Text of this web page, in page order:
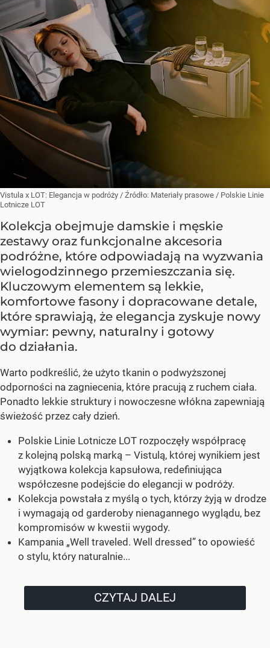
Vistula x LOT: Elegancja w podróży / Źródło: Materiały prasowe / Polskie Linie
Lotnicze LOT
Kolekcja obejmuje damskie i męskie
zestawy oraz funkcjonalne akcesoria
podróżne, które odpowiadają na wyzwania
wielogodzinnego przemieszczania się.
Kluczowym elementem są lekkie,
komfortowe fasony i dopracowane detale,
które sprawiają, że elegancja zyskuje nowy
wymiar: pewny, naturalny i gotowy
do działania.
Warto podkreślić, że użyto tkanin o podwyższonej
odporności na zagniecenia, które pracują z ruchem ciała.
Ponadto lekkie struktury i nowoczesne włókna zapewniają
świeżość przez cały dzień.
Polskie Linie Lotnicze LOT rozpoczęły współpracę
z kolejną polską marką – Vistulą, której wynikiem jest
wyjątkowa kolekcja kapsułowa, redefiniująca
współczesne podejście do elegancji w podróży.
Kolekcja powstała z myślą o tych, którzy żyją w drodze
i wymagają od garderoby nienagannego wyglądu, bez
kompromisów w kwestii wygody.
Kampania „Well traveled. Well dressed” to opowieść
o stylu, który naturalnie...
CZYTAJ DALEJ